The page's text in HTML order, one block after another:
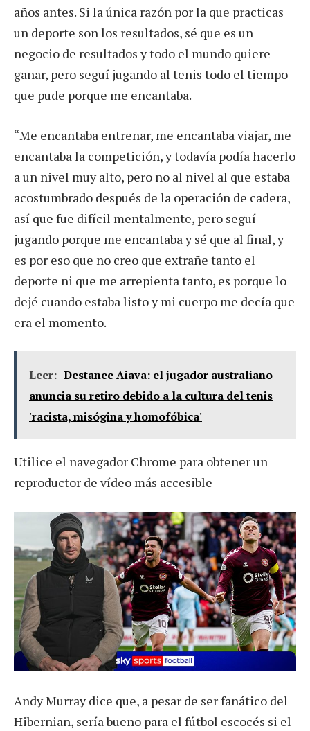
años antes. Si la única razón por la que practicas
un deporte son los resultados, sé que es un
negocio de resultados y todo el mundo quiere
ganar, pero seguí jugando al tenis todo el tiempo
que pude porque me encantaba.
“Me encantaba entrenar, me encantaba viajar, me
encantaba la competición, y todavía podía hacerlo
a un nivel muy alto, pero no al nivel al que estaba
acostumbrado después de la operación de cadera,
así que fue difícil mentalmente, pero seguí
jugando porque me encantaba y sé que al final, y
es por eso que no creo que extrañe tanto el
deporte ni que me arrepienta tanto, es porque lo
dejé cuando estaba listo y mi cuerpo me decía que
era el momento.
Leer: Destanee Aiava: el jugador australiano
anuncia su retiro debido a la cultura del tenis
'racista, misógina y homofóbica'
Utilice el navegador Chrome para obtener un
reproductor de vídeo más accesible
Andy Murray dice que, a pesar de ser fanático del
Hibernian, sería bueno para el fútbol escocés si el